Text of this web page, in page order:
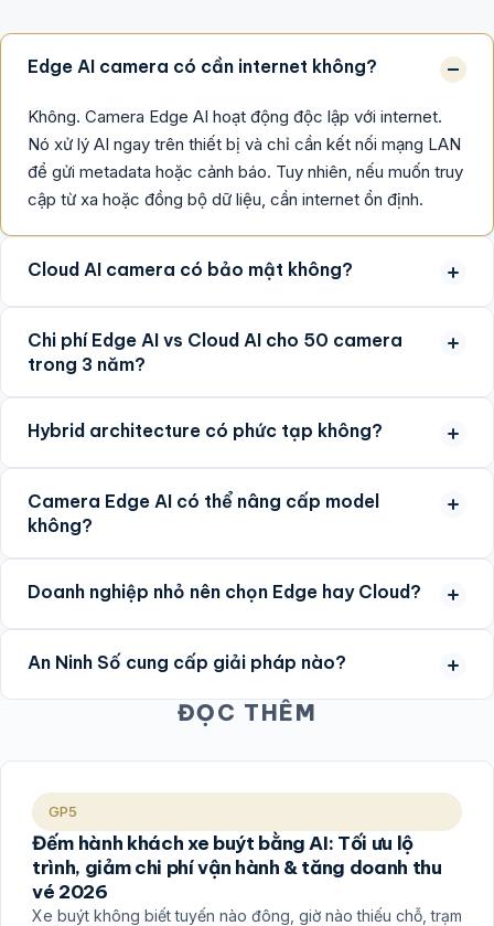
Edge AI camera có cần internet không?
Không. Camera Edge AI hoạt động độc lập với internet.
Nó xử lý AI ngay trên thiết bị và chỉ cần kết nối mạng LAN
để gửi metadata hoặc cảnh báo. Tuy nhiên, nếu muốn truy
cập từ xa hoặc đồng bộ dữ liệu, cần internet ổn định.
Cloud AI camera có bảo mật không?
Chi phí Edge AI vs Cloud AI cho 50 camera
trong 3 năm?
Hybrid architecture có phức tạp không?
Camera Edge AI có thể nâng cấp model
không?
Doanh nghiệp nhỏ nên chọn Edge hay Cloud?
An Ninh Số cung cấp giải pháp nào?
ĐỌC THÊM
GP5
Đếm hành khách xe buýt bằng AI: Tối ưu lộ
trình, giảm chi phí vận hành & tăng doanh thu
vé 2026
Xe buýt không biết tuyến nào đông, giờ nào thiếu chỗ, trạm